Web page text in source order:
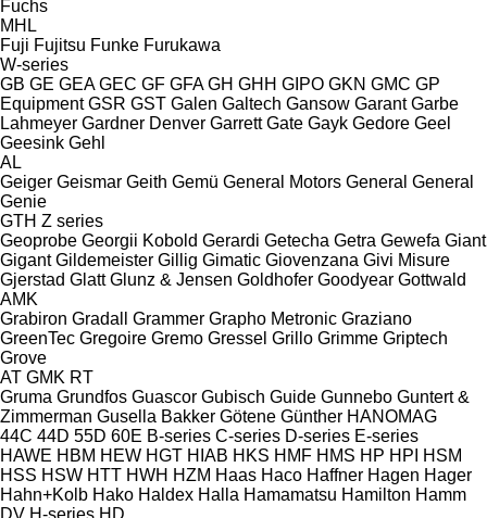
Fuchs
MHL
Fuji Fujitsu Funke Furukawa
W-series
GB GE GEA GEC GF GFA GH GHH GIPO GKN GMC GP
Equipment GSR GST Galen Galtech Gansow Garant Garbe
Lahmeyer Gardner Denver Garrett Gate Gayk Gedore Geel
Geesink Gehl
AL
Geiger Geismar Geith Gemü General Motors General General
Genie
GTH Z series
Geoprobe Georgii Kobold Gerardi Getecha Getra Gewefa Giant
Gigant Gildemeister Gillig Gimatic Giovenzana Givi Misure
Gjerstad Glatt Glunz & Jensen Goldhofer Goodyear Gottwald
AMK
Grabiron Gradall Grammer Grapho Metronic Graziano
GreenTec Gregoire Gremo Gressel Grillo Grimme Griptech
Grove
AT GMK RT
Gruma Grundfos Guascor Gubisch Guide Gunnebo Guntert &
Zimmerman Gusella Bakker Götene Günther HANOMAG
44C 44D 55D 60E B-series C-series D-series E-series
HAWE HBM HEW HGT HIAB HKS HMF HMS HP HPI
HSM
HSS HSW HTT HWH HZM Haas Haco Haffner Hagen Hager
Hahn+Kolb Hako Haldex Halla Hamamatsu Hamilton Hamm
DV H-series HD